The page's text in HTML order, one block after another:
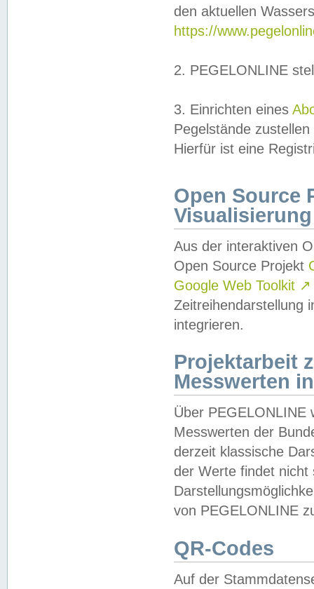
den aktuellen
https://
2. PEGELONLINE
3. Einrichten eines
Pegelstände
Hierfür ist eine
Open Source
Visualisierung
Aus der interaktiven
Open Source Projekt
Google Web Toolkit ↗
Zeitreihendarstellung
integrieren.
Projektarbeit
Messwerten
Über PEGELONLINE
Messwerten der
derzeit klassische
der Werte findet
von PEGELONLINE
QR-Codes
Auf der